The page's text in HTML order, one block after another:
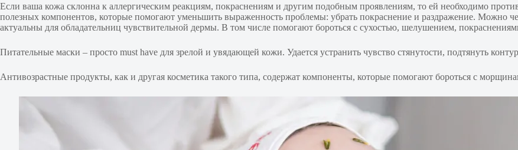
Если ваша кожа склонна к аллергическим реакциям, покраснениям и другим подобным проявлениям, то ей необходимо
полезных компонентов, которые помогают уменьшить выраженность проблемы: убрать покраснение и раздражение. Можно
актуальны для обладательниц чувствительной дермы. В том числе помогают бороться с сухостью, шелушением,
Питательные маски – просто must have для зрелой и увядающей кожи. Удается устранить чувство стянутости, подтянуть
Антивозрастные продукты, как и другая косметика такого типа, содержат компоненты, которые помогают бороться с